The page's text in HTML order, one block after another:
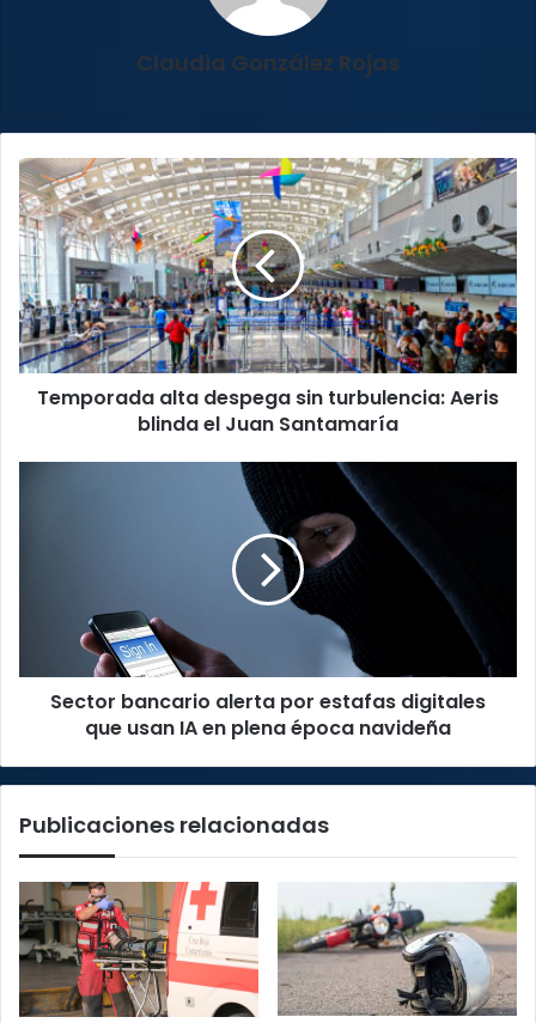
Claudia González Rojas
Temporada
alta
despega
sin
turbulencia:
Aeris
blinda
el
Juan
Santamaría
Temporada alta despega sin turbulencia: Aeris
blinda el Juan Santamaría
IA
Sector bancario alerta por estafas digitales
que usan IA en plena época navideña
Publicaciones relacionadas